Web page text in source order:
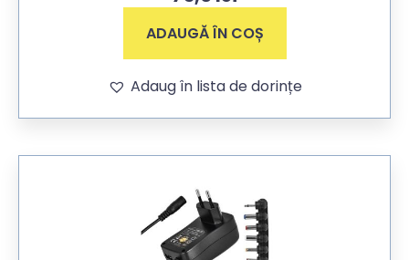
ADAUGĂ ÎN COȘ
Adaug în lista de dorințe